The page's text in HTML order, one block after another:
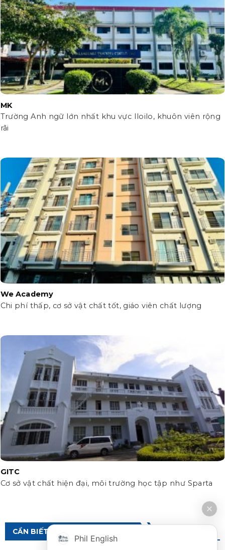
MK
Trường Anh ngữ lớn nhất khu vực Iloilo, khuôn viên rộng
rãi
We Academy
Chi phí thấp, cơ sở vật chất tốt, giáo viên chất lượng
GITC
Cơ sở vật chất hiện đại, môi trường học tập như Sparta
CẦN BIẾT VỀ DU HỌC PHILIPPINES
Phil English